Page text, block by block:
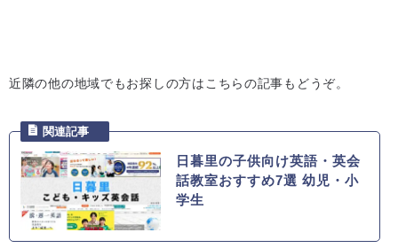
近隣の他の地域でもお探しの方はこちらの記事もどうぞ。
日暮里の子供向け英語・英会
話教室おすすめ7選 幼児・小
学生